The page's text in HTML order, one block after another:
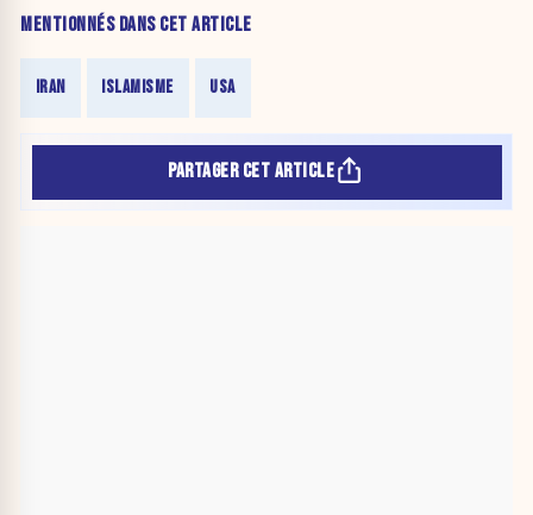
MENTIONNÉS DANS CET ARTICLE
IRAN ISLAMISME USA
PARTAGER CET ARTICLE